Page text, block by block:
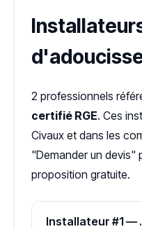
2 professionnels
certifié RGE. Ces
Civaux et dans les
"Demander un devis"
proposition gratuite.